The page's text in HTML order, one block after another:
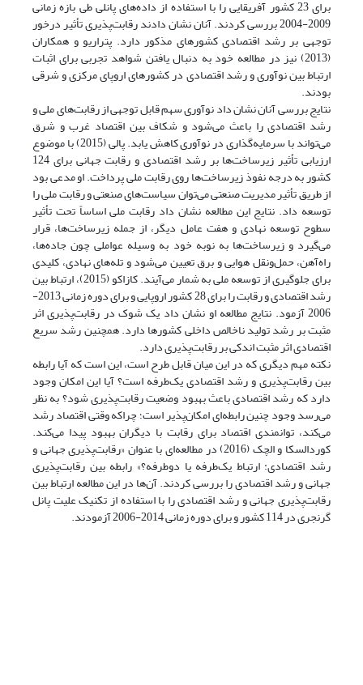
برای 23 کشور آفریقایی را با استفاده از داده‌های پانلی طی بازه زمانی
2009-2004 بررسی کردند. آنان نشان دادند رقابت‌پذیری تأثیر درخور
توجهی بر رشد اقتصادی کشورهای مذکور دارد. پتراریو و همکاران
(2013) نیز در مطالعه خود به دنبال یافتن شواهد تجربی برای اثبات
ارتباط بین نوآوری و رشد اقتصادی در کشورهای اروپای مرکزی و شرقی
بودند.
نتایج بررسی آنان نشان داد نوآوری سهم قابل توجهی از رقابت‌های ملی و
رشد اقتصادی را باعث می‌شود و شکاف بین اقتصاد غرب و شرق
می‌تواند با سرمایه‌گذاری در نوآوری کاهش ‌یابد. پالی (2015) با موضوع
ارزیابی تأثیر زیرساخت‌ها بر رشد اقتصادی و رقابت جهانی برای 124
کشور به درجه نفوذ زیرساخت‌ها روی رقابت ملی پرداخت. او مدعی بود
از طریق تأثیر مدیریت صنعتی می‌توان سیاست‌های صنعتی و رقابت ملی را
توسعه داد. نتایج این مطالعه نشان داد رقابت ملی اساساً تحت تأثیر
سطوح توسعه نهادی و هفت عامل دیگر، از جمله زیرساخت‌ها، قرار
می‌گیرد و زیرساخت‌ها به نوبه‌ خود به وسیله عواملی چون جاده‌ها،
راه‌آهن، حمل‌ونقل هوایی و برق تعیین می‌شود و تله‌های نهادی، کلیدی
برای جلوگیری از توسعه ملی به شمار می‌آیند. کازاکو (2015)، ارتباط بین
رشد اقتصادی و رقابت را برای 28 کشور اروپایی و برای دوره زمانی 2013-
2006 آزمود. نتایج مطالعه او نشان داد یک شوک در رقابت‌پذیری اثر
مثبت بر رشد تولید ناخالص داخلی کشورها دارد. همچنین رشد سریع
اقتصادی اثر مثبت اندکی بر رقابت‌پذیری دارد.
نکته مهم دیگری که در این میان قابل طرح است، این است که آیا رابطه
بین رقابت‌پذیری و رشد اقتصادی یک‌طرفه است؟ آیا این امکان وجود
دارد که رشد اقتصادی باعث بهبود وضعیت رقابت‌پذیری شود؟ به نظر
می‌رسد وجود چنین رابطه‌ای امکان‌پذیر است؛ چراکه وقتی اقتصاد رشد
می‌کند، توانمندی اقتصاد برای رقابت با دیگران بهبود پیدا می‌کند.
کوردالسکا و الچک (2016) در مطالعه‌ای با عنوان «رقابت‌پذیری جهانی و
رشد اقتصادی: ارتباط یک‌طرفه یا دوطرفه؟» رابطه بین رقابت‌پذیری
جهانی و رشد اقتصادی را بررسی کردند. آن‌ها در این مطالعه ارتباط بین
رقابت‌پذیری جهانی و رشد اقتصادی را با استفاده از تکنیک علیت پانل
گرنجری در 114 کشور و برای دوره زمانی 2014-2006 آزمودند.